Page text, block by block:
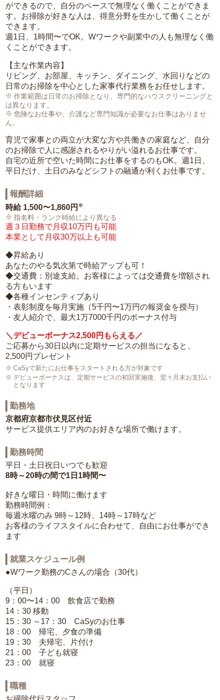
ができるので、自分のペースで無理なく働くことができま
す。お掃除が好きな人は、得意分野を生かして働くことが
できます。
週1日、1時間〜でOK。Wワークや副業中の人も無理なく働
くことができます。
【主な作業内容】
リビング、お部屋、キッチン、ダイニング、水回りなどの
日常のお掃除を中心とした家事代行業務をお任せします。
作業範囲は日常のお掃除となり、専門的なハウスクリーニングと
は異なります。
危険なお仕事や、介護など専門知識が必要なお仕事はありませ
ん。
育児で家事との両立が大変な方や共働きの家庭など、自分
のお掃除で人に感謝されるやりがい溢れるお仕事です。
自宅の近所で空いた時間にお仕事をするのもOK。週1日、
平日だけ、土日のみなどシフトの融通が利くお仕事です。
報酬詳細
時給 1,500〜1,860円 ※
指名料・ランク時給により異なる
週３日勤務で月収10万円も可能
本業として月収30万以上も可能
◆昇給あり
あなたのやる気次第で時給アップも可！
◆交通費：別途支給。お客様によっては交通費を増額され
る方もいます
◆各種インセンティブあり
・表彰制度を毎月実施（5千円〜1万円の報奨金を授与）
・友人紹介で、最大1万7000千円のボーナス付与
＼デビューボーナス2,500円もらえる／
ご応募から30日以内に定期サービスの担当になると、
2,500円プレゼント
CaSyで新たにお仕事をスタートされる方が対象です
デビューボーナスは、定期サービスの初回実施後、翌々月末お支払い
となります
勤務地
京都府京都市伏見区付近
サービス提供エリア内のお好きな場所で働けます。
勤務時間
平日・土日祝日いつでも歓迎
8時～20時の間で1日1時間〜
好きな曜日・時間に働けます
勤務時間例：
毎週水曜のみ 9時～12時、14時～17時など
お客様のライフスタイルに合わせて、自由にお仕事ができ
ます
就業スケジュール例
●Wワーク勤務のCさんの場合（30代）
（平日）
9：00〜14：00 飲食店で勤務
14：30 移動
15：30 ～17：30 CaSyのお仕事
18：00 帰宅、夕食の準備
19：30 夫帰宅、片付け
21：00 子ども就寝
23：00 就寝
職種